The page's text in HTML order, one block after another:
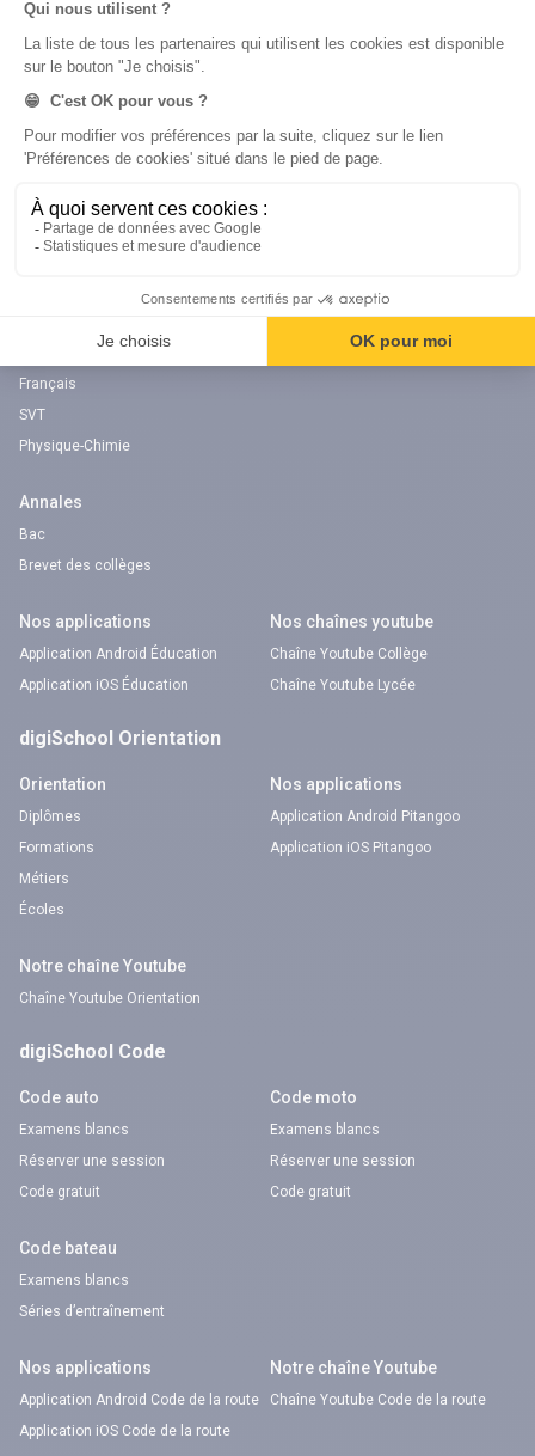
digiSchool Éducation
Français
SVT
Physique-Chimie
Examens
Bac
Brevet des collèges
Annales
Bac
Brevet des collèges
Nos applications
Application Android Éducation
Application iOS Éducation
Nos chaînes youtube
Chaîne Youtube Collège
Chaîne Youtube Lycée
digiSchool Orientation
Orientation
Diplômes
Formations
Métiers
Écoles
Nos applications
Application Android Pitangoo
Application iOS Pitangoo
Notre chaîne Youtube
Chaîne Youtube Orientation
digiSchool Code
Code auto
Examens blancs
Réserver une session
Code gratuit
Code moto
Examens blancs
Réserver une session
Code gratuit
Code bateau
Examens blancs
Séries d’entraînement
Nos applications
Application Android Code de la route
Application iOS Code de la route
Notre chaîne Youtube
Chaîne Youtube Code de la route